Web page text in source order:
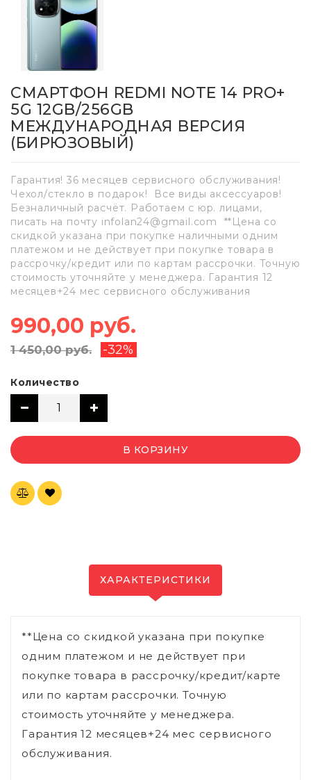
СМАРТФОН REDMI NOTE 14 PRO+
5G 12GB/256GB
МЕЖДУНАРОДНАЯ ВЕРСИЯ
(БИРЮЗОВЫЙ)
Гарантия! 36 месяцев сервисного обслуживания!
Чехол/стекло в подарок! Все виды аксессуаров!
Безналичный расчёт. Работаем с юр. лицами,
писать на почту infolan24@gmail.com **Цена со
скидкой указана при покупке наличными одним
платежом и не действует при покупке товара в
рассрочку/кредит или по картам рассрочки. Точную
стоимость уточняйте у менеджера. Гарантия 12
месяцев+24 мес сервисного обслуживания
990,00 руб.
1 450,00 руб. -32%
Количество
В КОРЗИНУ
ХАРАКТЕРИСТИКИ
**Цена со скидкой указана при покупке
одним платежом и не действует при
покупке товара в рассрочку/кредит/карте
или по картам рассрочки. Точную
стоимость уточняйте у менеджера.
Гарантия 12 месяцев+24 мес сервисного
обслуживания.